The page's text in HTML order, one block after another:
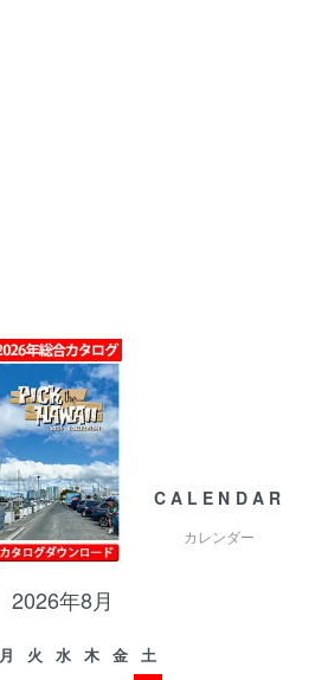
CALENDAR
カレンダー
2026年8月
月 火 水 木 金
土